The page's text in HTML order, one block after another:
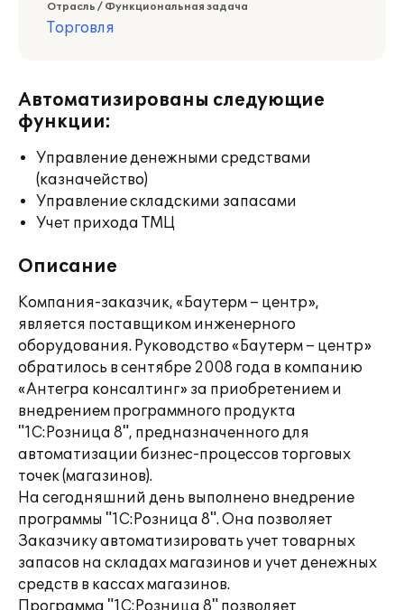
Отрасль / Функциональная задача
Торговля
Автоматизированы следующие
функции:
Управление денежными средствами
(казначейство)
Управление складскими запасами
Учет прихода ТМЦ
Описание
Компания-заказчик, «Баутерм – центр»,
является поставщиком инженерного
оборудования. Руководство «Баутерм – центр»
обратилось в сентябре 2008 года в компанию
«Антегра консалтинг» за приобретением и
внедрением программного продукта
"1С:Розница 8", предназначенного для
автоматизации бизнес-процессов торговых
точек (магазинов).
На сегодняшний день выполнено внедрение
программы "1С:Розница 8". Она позволяет
Заказчику автоматизировать учет товарных
запасов на складах магазинов и учет денежных
средств в кассах магазинов.
Программа "1С:Розница 8" позволяет